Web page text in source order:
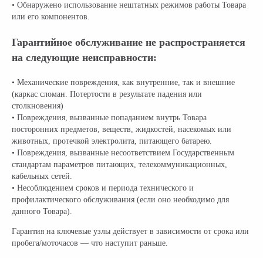
• Обнаружено использование нештатных режимов работы Товара
или его компонентов.
Гарантийное обслуживание не распространяется
на следующие неисправности:
• Механические повреждения, как внутренние, так и внешние
(каркас сломан. Потертости в результате падения или
столкновения)
• Повреждения, вызванные попаданием внутрь Товара
посторонних предметов, веществ, жидкостей, насекомых или
животных, протечкой электролита, питающего батарею.
• Повреждения, вызванные несоответствием Государственным
стандартам параметров питающих, телекоммуникационных,
кабельных сетей.
• Несоблюдением сроков и периода технического и
профилактического обслуживания (если оно необходимо для
данного Товара).
Гарантия на ключевые узлы действует в зависимости от срока или
пробега/моточасов — что наступит раньше.
Главная
Оплата
Возврат
Контакты
Блог
Электроскутеры
Электротрициклы
Электромотоциклы
Электросамокаты
Электроквадроциклы
прочие товары
Официальный поставщик всех
Гарантия
Доставка
КОМПАНИЯ: